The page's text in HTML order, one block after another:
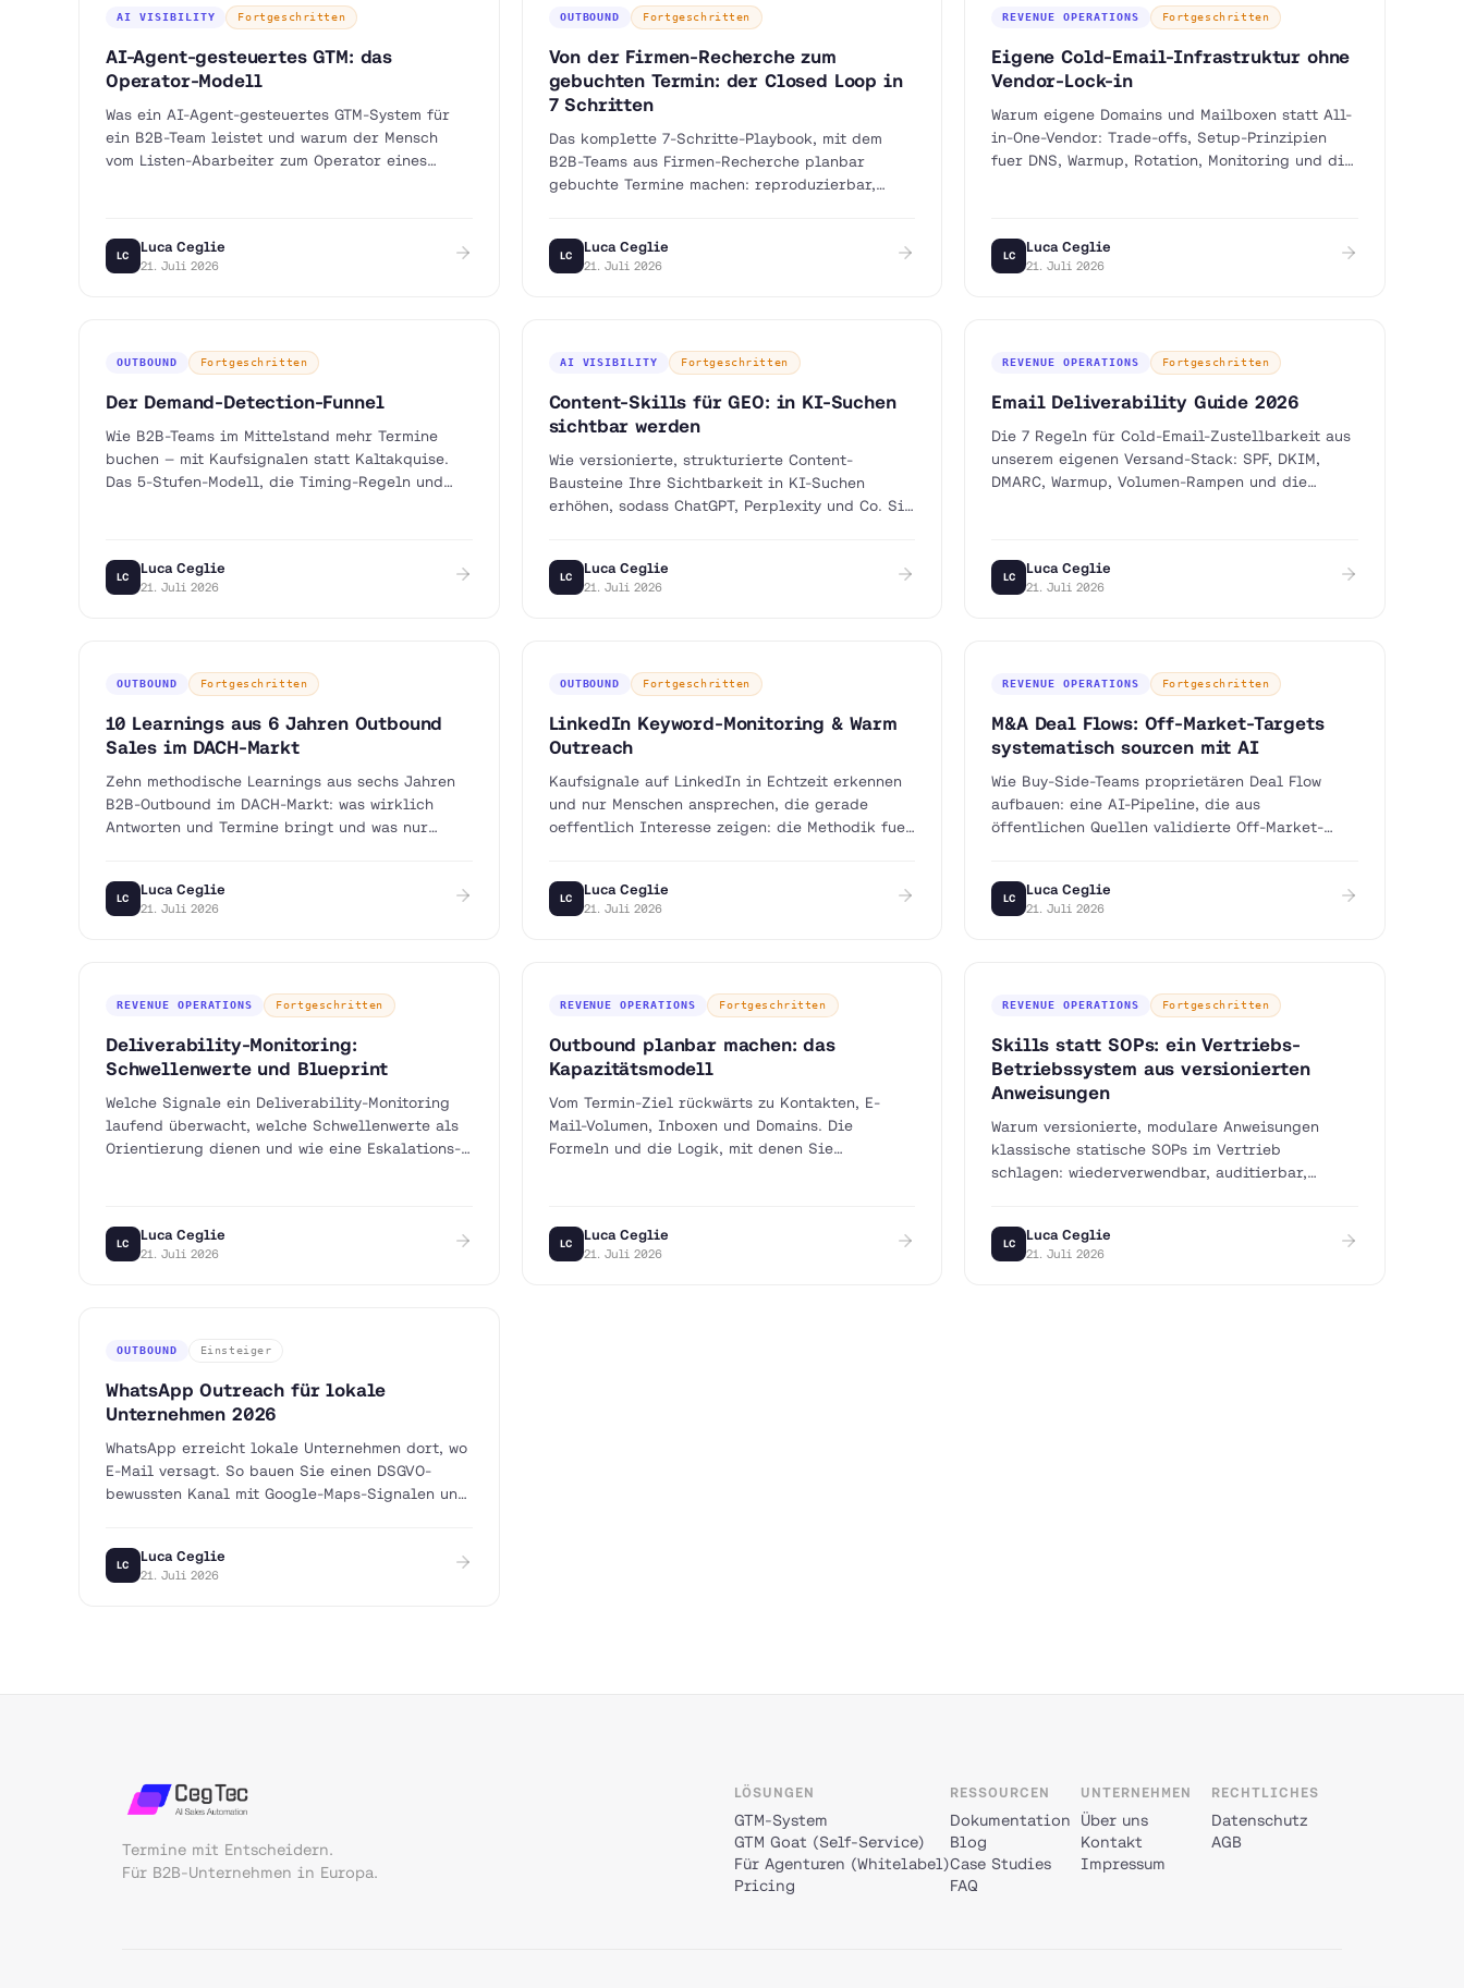
AI VISIBILITY Fortgeschritten
AI-Agent-gesteuertes GTM: das
Operator-Modell
Was ein AI-Agent-gesteuertes GTM-System für
ein B2B-Team leistet und warum der Mensch
vom Listen-Abarbeiter zum Operator eines
LC Luca Ceglie
21. Juli 2026
OUTBOUND Fortgeschritten
Von der Firmen-Recherche zum
gebuchten Termin: der Closed Loop in
7 Schritten
Das komplette 7-Schritte-Playbook, mit dem
B2B-Teams aus Firmen-Recherche planbar
gebuchte Termine machen: reproduzierbar,
LC Luca Ceglie
21. Juli 2026
REVENUE OPERATIONS Fortgeschritten
Eigene Cold-Email-Infrastruktur ohne
Vendor-Lock-in
Warum eigene Domains und Mailboxen statt All-
in-One-Vendor: Trade-offs, Setup-Prinzipien
fuer DNS, Warmup, Rotation, Monitoring und die
LC Luca Ceglie
21. Juli 2026
OUTBOUND Fortgeschritten
Der Demand-Detection-Funnel
Wie B2B-Teams im Mittelstand mehr Termine
buchen — mit Kaufsignalen statt Kaltakquise.
Das 5-Stufen-Modell, die Timing-Regeln und
LC Luca Ceglie
21. Juli 2026
AI VISIBILITY Fortgeschritten
Content-Skills für GEO: in KI-Suchen
sichtbar werden
Wie versionierte, strukturierte Content-
Bausteine Ihre Sichtbarkeit in KI-Suchen
erhöhen, sodass ChatGPT, Perplexity und Co. Sie
LC Luca Ceglie
21. Juli 2026
REVENUE OPERATIONS Fortgeschritten
Email Deliverability Guide 2026
Die 7 Regeln für Cold-Email-Zustellbarkeit aus
unserem eigenen Versand-Stack: SPF, DKIM,
DMARC, Warmup, Volumen-Rampen und die
LC Luca Ceglie
21. Juli 2026
OUTBOUND Fortgeschritten
10 Learnings aus 6 Jahren Outbound
Sales im DACH-Markt
Zehn methodische Learnings aus sechs Jahren
B2B-Outbound im DACH-Markt: was wirklich
Antworten und Termine bringt und was nur
LC Luca Ceglie
21. Juli 2026
OUTBOUND Fortgeschritten
LinkedIn Keyword-Monitoring & Warm
Outreach
Kaufsignale auf LinkedIn in Echtzeit erkennen
und nur Menschen ansprechen, die gerade
oeffentlich Interesse zeigen: die Methodik fuer
LC Luca Ceglie
21. Juli 2026
REVENUE OPERATIONS Fortgeschritten
M&A Deal Flows: Off-Market-Targets
systematisch sourcen mit AI
Wie Buy-Side-Teams proprietären Deal Flow
aufbauen: eine AI-Pipeline, die aus
öffentlichen Quellen validierte Off-Market-
LC Luca Ceglie
21. Juli 2026
REVENUE OPERATIONS Fortgeschritten
Deliverability-Monitoring:
Schwellenwerte und Blueprint
Welche Signale ein Deliverability-Monitoring
laufend überwacht, welche Schwellenwerte als
Orientierung dienen und wie eine Eskalations-
LC Luca Ceglie
21. Juli 2026
REVENUE OPERATIONS Fortgeschritten
Outbound planbar machen: das
Kapazitätsmodell
Vom Termin-Ziel rückwärts zu Kontakten, E-
Mail-Volumen, Inboxen und Domains. Die
Formeln und die Logik, mit denen Sie
LC Luca Ceglie
21. Juli 2026
REVENUE OPERATIONS Fortgeschritten
Skills statt SOPs: ein Vertriebs-
Betriebssystem aus versionierten
Anweisungen
Warum versionierte, modulare Anweisungen
klassische statische SOPs im Vertrieb
schlagen: wiederverwendbar, auditierbar,
LC Luca Ceglie
21. Juli 2026
OUTBOUND Einsteiger
WhatsApp Outreach für lokale
Unternehmen 2026
WhatsApp erreicht lokale Unternehmen dort, wo
E-Mail versagt. So bauen Sie einen DSGVO-
bewussten Kanal mit Google-Maps-Signalen und
LC Luca Ceglie
21. Juli 2026
Termine mit Entscheidern.
Für B2B-Unternehmen in Europa.
LÖSUNGEN
GTM-System
GTM Goat (Self-Service)
Für Agenturen (Whitelabel)
Pricing
RESSOURCEN
Dokumentation
Blog
Case Studies
FAQ
UNTERNEHMEN
Über uns
Kontakt
Impressum
RECHTLICHES
Datenschutz
AGB